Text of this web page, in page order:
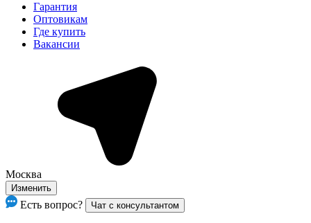
Гарантия
Оптовикам
Где купить
Вакансии
Москва
Изменить
Есть вопрос? Чат с консультантом